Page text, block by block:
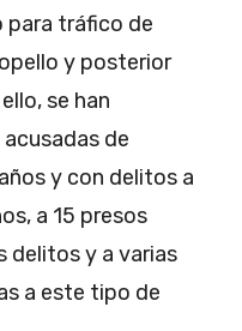
para tráfico de
y posterior
se han
de
y con delitos a
a 15 presos
delitos y a varias
a este tipo de